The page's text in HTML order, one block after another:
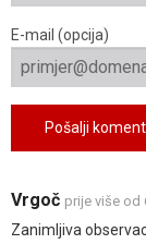
E-mail (opcija)
Pošalji
Vrgoč prije više od
Zanimljiva